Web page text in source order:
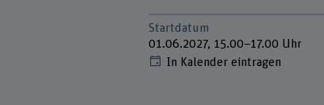
Startdatum
01.06.2027, 15.00–17.00 Uhr
In Kalender eintragen